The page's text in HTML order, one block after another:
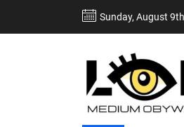
Sunday, August